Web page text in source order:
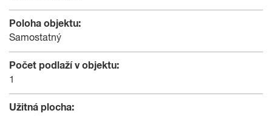
Poloha objektu:
Samostatný
Počet podlaží v objektu:
1
Užitná plocha: